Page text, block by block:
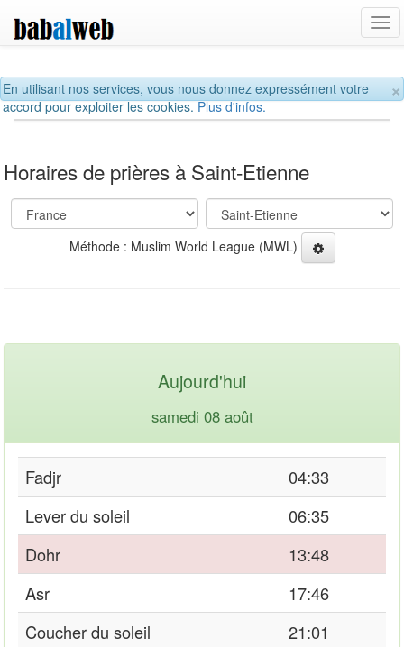
×
En utilisant nos services, vous nous donnez expressément votre
accord pour exploiter les cookies.Plus d'infos.
Horaires de prières à Saint-Etienne
Méthode : Muslim World League (MWL)
Aujourd'hui
samedi 08 août
Fadjr
04:33
Lever du soleil
06:35
Dohr
13:48
Asr
17:46
Coucher du soleil
21:01